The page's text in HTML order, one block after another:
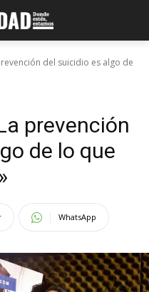
del suicidio es algo de
prevención
de lo que
WhatsApp